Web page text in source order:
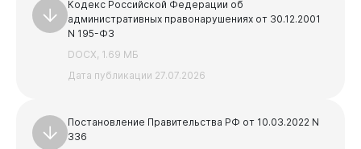
Кодекс Российской Федерации об
административных правонарушениях от 30.12.2001
N 195-ФЗ
DOCX, 1.69 МБ
Дата публикации 27.07.2026
Постановление Правительства РФ от 10.03.2022 N
336